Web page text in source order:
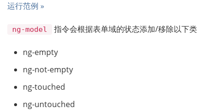
运行范例 »
ng-model 指令会根据表单域的状态添加/移除以下类
ng-empty
ng-not-empty
ng-touched
ng-untouched